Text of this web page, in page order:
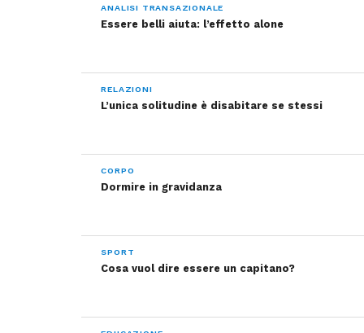
ANALISI TRANSAZIONALE
Essere belli aiuta: l’effetto alone
RELAZIONI
L’unica solitudine è disabitare se stessi
CORPO
Dormire in gravidanza
SPORT
Cosa vuol dire essere un capitano?